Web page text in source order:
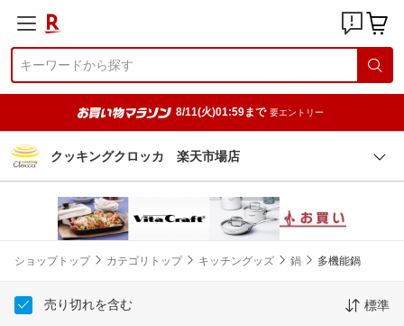
8/11(火)01:59まで 要エントリー
クッキングクロッカ 楽天市場店
ショップトップ カテゴリトップ キッチングッズ 鍋 多機能鍋
売り切れを含む 標準